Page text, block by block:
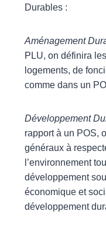
Durables :
Aménagement
PLU, on définira
logements, de
comme dans un
Développement
rapport à un POS,
généraux à
l’environnement
développement
économique et
développement